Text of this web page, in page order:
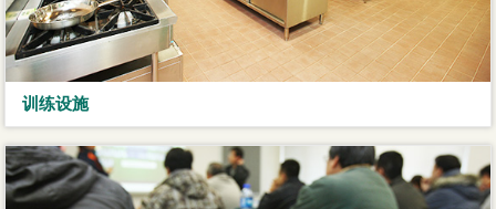
训练设施